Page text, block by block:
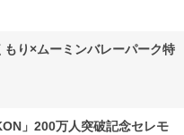
り×ムーミンバレーパーク特
」200万人突破記念セレモ